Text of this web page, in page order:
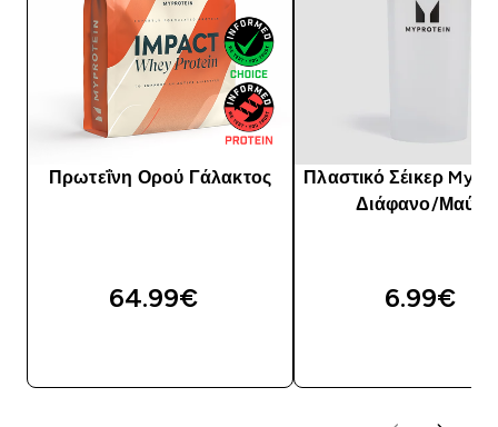
Πρωτεΐνη Ορού Γάλακτος
64.99€‎
Πλαστικό Σέικερ
Διάφανο/Μαύρο
6.99€‎